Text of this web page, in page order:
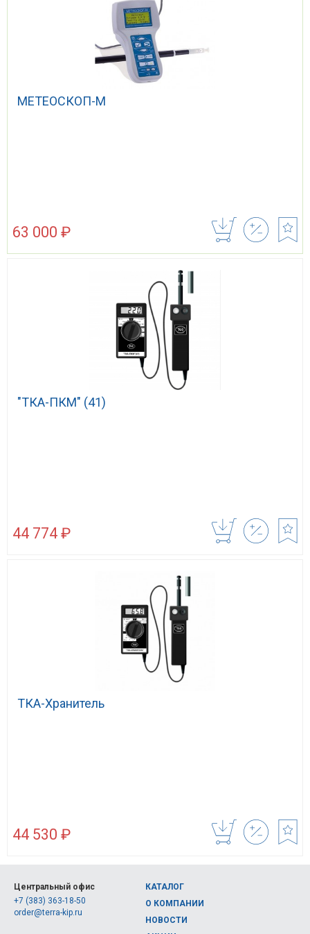
МЕТЕОСКОП-М
63 000 ₽
"ТКА-ПКМ" (41)
44 774 ₽
ТКА-Хранитель
44 530 ₽
Центральный офис
+7 (383) 363-18-50
order@terra-kip.ru
КАТАЛОГ
О КОМПАНИИ
НОВОСТИ